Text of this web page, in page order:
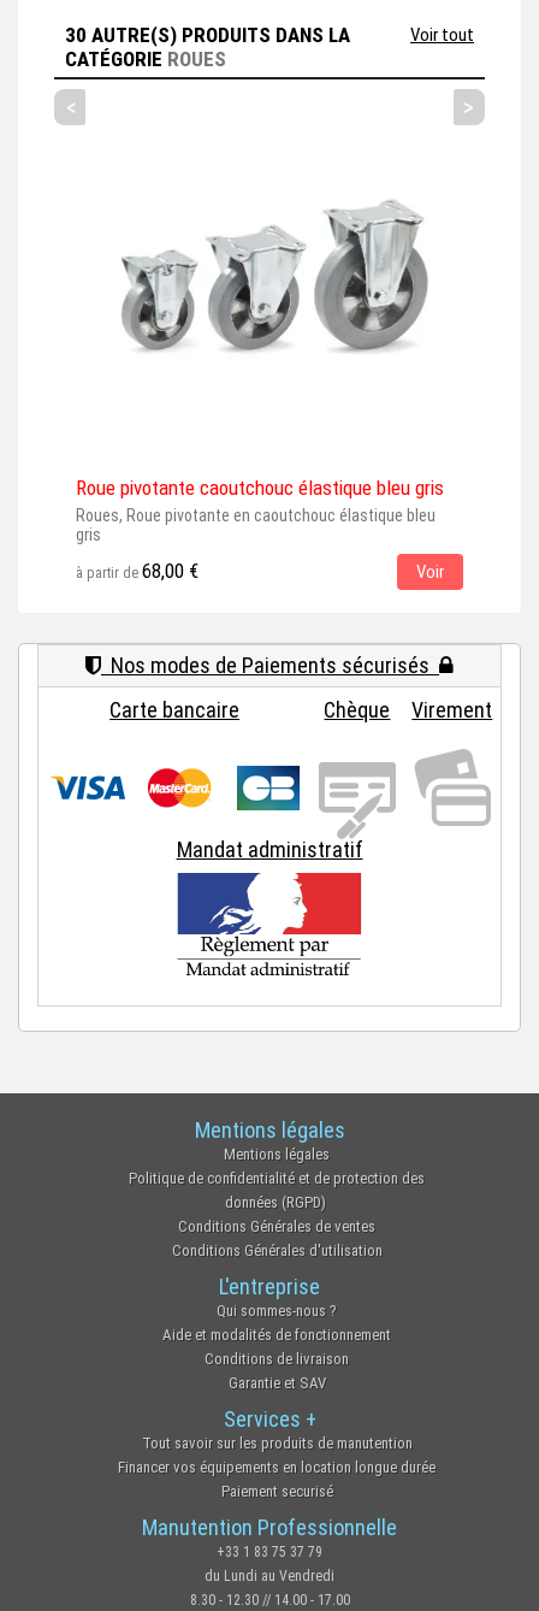
30 AUTRE(S) PRODUITS DANS LA
CATÉGORIE ROUES
Voir tout
< >
Roue pivotante caoutchouc élastique bleu gris
Roues, Roue pivotante en caoutchouc élastique bleu
gris
à partir de 68,00 € Voir
Nos modes de Paiements sécurisés
Carte bancaire
Chèque Virement
Mandat administratif
Mentions légales
Mentions légales
Politique de confidentialité et de protection des
données (RGPD)
Conditions Générales de ventes
Conditions Générales d'utilisation
L'entreprise
Qui sommes-nous ?
Aide et modalités de fonctionnement
Conditions de livraison
Garantie et SAV
Services +
Tout savoir sur les produits de manutention
Financer vos équipements en location longue durée
Paiement securisé
Manutention Professionnelle
+33 1 83 75 37 79
du Lundi au Vendredi
8.30 - 12.30 // 14.00 - 17.00